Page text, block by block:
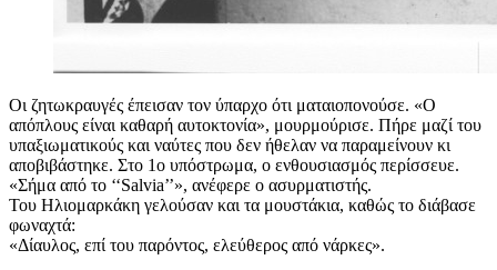
Οι ζητωκραυγές έπεισαν τον ύπαρχο ότι ματαιοπονούσε. «Ο
απόπλους είναι καθαρή αυτοκτονία», μουρμούρισε. Πήρε μαζί του
υπαξιωματικούς και ναύτες που δεν ήθελαν να παραμείνουν κι
αποβιβάστηκε. Στο 1ο υπόστρωμα, ο ενθουσιασμός περίσσευε.
«Σήμα από το ‘‘Salvia’’», ανέφερε ο ασυρματιστής.
Του Ηλιομαρκάκη γελούσαν και τα μουστάκια, καθώς το διάβασε
φωναχτά:
«Δίαυλος, επί του παρόντος, ελεύθερος από νάρκες».